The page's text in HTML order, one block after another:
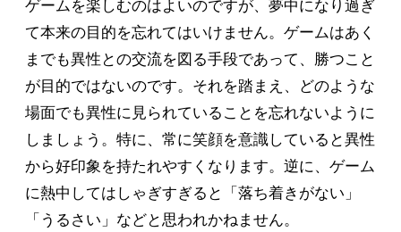
ゲームを楽しむのはよいのですが、夢中になり過ぎ
て本来の目的を忘れてはいけません。ゲームはあく
までも異性との交流を図る手段であって、勝つこと
が目的ではないのです。それを踏まえ、どのような
場面でも異性に見られていることを忘れないように
しましょう。特に、常に笑顔を意識していると異性
から好印象を持たれやすくなります。逆に、ゲーム
に熱中してはしゃぎすぎると「落ち着きがない」
「うるさい」などと思われかねません。